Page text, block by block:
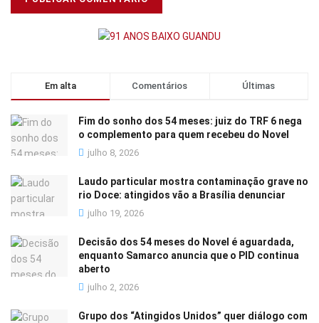
Em alta Comentários Últimas
Fim do sonho dos 54 meses: juiz do TRF 6 nega
o complemento para quem recebeu do Novel
julho 8, 2026
Laudo particular mostra contaminação grave no
rio Doce: atingidos vão a Brasília denunciar
julho 19, 2026
Decisão dos 54 meses do Novel é aguardada,
enquanto Samarco anuncia que o PID continua
aberto
julho 2, 2026
Grupo dos “Atingidos Unidos” quer diálogo com